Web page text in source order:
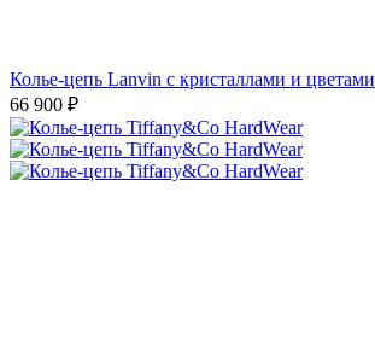
Колье-цепь Lanvin с кристаллами и цветами
66 900 ₽